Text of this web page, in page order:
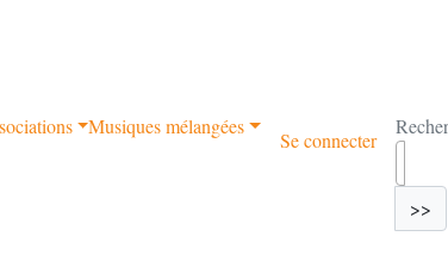
Musiques mélangées
Se connecter
>>